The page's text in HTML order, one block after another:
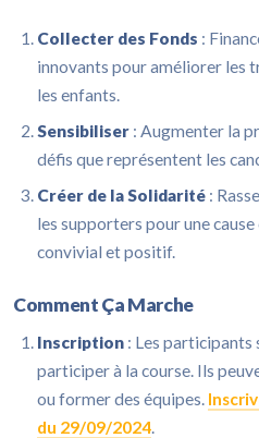
Collecter des Fonds :
innovants pour améliorer les
les enfants.
Sensibiliser : Augmenter la
défis que représentent les
Créer de la Solidarité :
les supporters pour une
convivial et positif.
Comment Ça Marche
Inscription : Les participants
participer à la course. Ils
ou former des équipes.
du 29/09/2024